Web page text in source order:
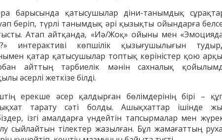
Бекжан
Жұмабаев Данияр
Әлимұхамедұлы
барысында қатысушылар діни-танымдық
беріп, түрлі танымдық әрі қызықты ойындарға
Атап айтқанда, «Иә/Жоқ» ойыны мен
интерактиві көпшілік қызығушылығын
қатар қатысушылар топтық көріністер қою
айттың тәрбиелік мәнін сахналық
әсерлі жеткізе білді.
ерекше әсер қалдырған бөлімдерінің бірі –
тарату сәті болды. Ашықхаттар ішінде
ізгі амалдарға үндейтін тапсырмалар мен
сыйлайтын тілектер жазылған. Бұл жамағаттың